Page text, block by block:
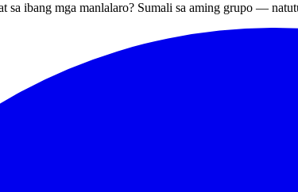
sa ibang mga manlalaro? Sumali sa aming grupo —